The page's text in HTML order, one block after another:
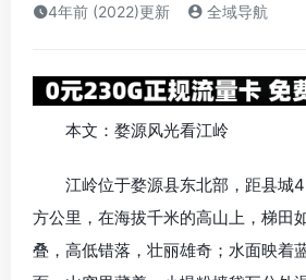
4年前 (2022)更新 全域导航
本文：婺源风光看江岭
江岭位于婺源县东北部，距县城
方公里，在海拔千米的高山上，梯田
叠，高低错落，壮丽雄奇；水面映着